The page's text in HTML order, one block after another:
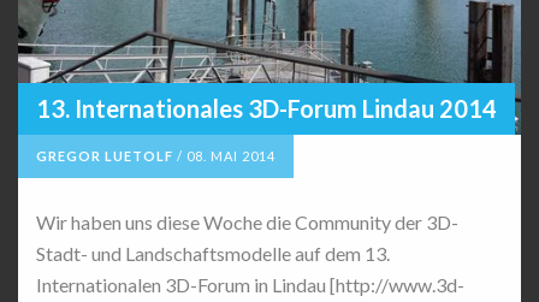
13. Internationales 3D-Forum Lindau 2014
GREGOR LUETOLF / 08. MAI 2014
Wir haben uns diese Woche die Community der 3D-
Stadt- und Landschaftsmodelle auf dem 13.
Internationalen 3D-Forum in Lindau [http://www.3d-